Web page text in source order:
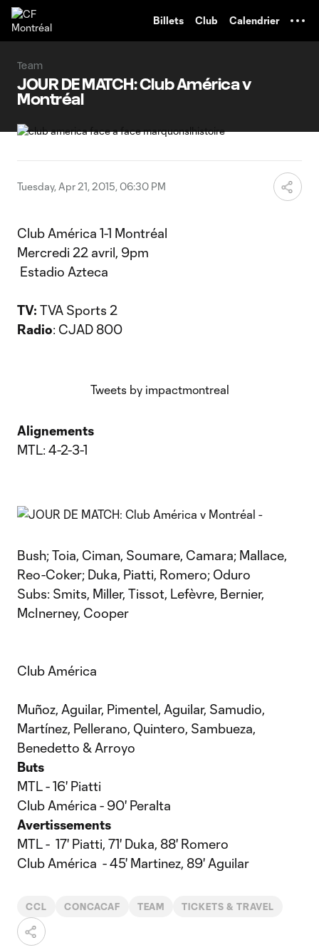
Billets Club Calendrier
Team
JOUR DE MATCH: Club América v
Montréal
Tuesday, Apr 21, 2015, 06:30 PM
Club América 1-1 Montréal
Mercredi 22 avril, 9pm
Estadio Azteca
TV: TVA Sports 2
Radio: CJAD 800
Tweets by impactmontreal
Alignements
MTL: 4-2-3-1
Bush; Toia, Ciman, Soumare, Camara; Mallace,
Reo-Coker; Duka, Piatti, Romero; Oduro
Subs: Smits, Miller, Tissot, Lefèvre, Bernier,
McInerney, Cooper
Club América
Muñoz, Aguilar, Pimentel, Aguilar, Samudio,
Martínez, Pellerano, Quintero, Sambueza,
Benedetto & Arroyo
Buts
MTL - 16' Piatti
Club América - 90' Peralta
Avertissements
MTL - 17' Piatti, 71' Duka, 88' Romero
Club América - 45' Martinez, 89' Aguilar
CCL CONCACAF TEAM TICKETS & TRAVEL